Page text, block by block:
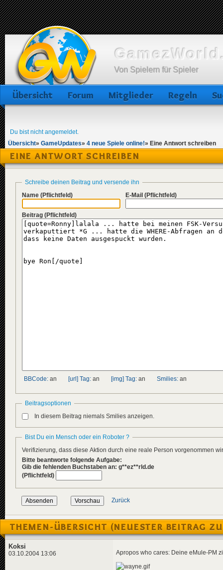
Von Spielern für Spieler
Übersicht Forum Mitglieder Regeln
Du bist nicht angemeldet.
Übersicht» GameUpdates» 4 neue Spiele online!» Eine Antwort schreiben
EINE ANTWORT SCHREIBEN
Schreibe deinen Beitrag und versende ihn
Name (Pflichtfeld) E-Mail (Pflichtfeld)
Beitrag (Pflichtfeld)
BBCode: an [url] Tag: an [img] Tag: an Smilies: an
Beitragsoptionen
In diesem Beitrag niemals Smilies anzeigen.
Bist Du ein Mensch oder ein Roboter ?
Verifizierung, dass diese Aktion durch eine reale Person vorgenommen
Bitte beantworte folgende Aufgabe:
Gib die fehlenden Buchstaben an: g**ez**rld.de
(Pflichtfeld)
Zurück
THEMEN-ÜBERSICHT (NEUESTER BEITRAG
Koksi
03.10.2004 13:06 Apropos who cares: Deine eMule-PM